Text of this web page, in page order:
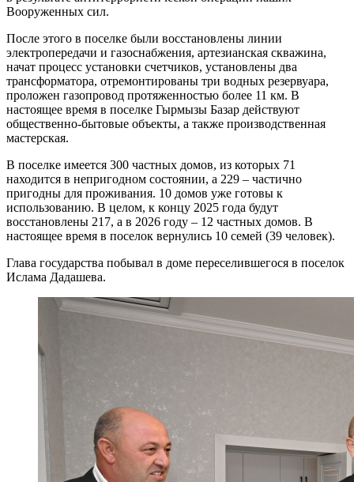
Вооруженных сил.
После этого в поселке были восстановлены линии
электропередачи и газоснабжения, артезианская скважина,
начат процесс установки счетчиков, установлены два
трансформатора, отремонтированы три водных резервуара,
проложен газопровод протяженностью более 11 км. В
настоящее время в поселке Гырмызы Базар действуют
общественно-бытовые объекты, а также производственная
мастерская.
В поселке имеется 300 частных домов, из которых 71
находится в непригодном состоянии, а 229 – частично
пригодны для проживания. 10 домов уже готовы к
использованию. В целом, к концу 2025 года будут
восстановлены 217, а в 2026 году – 12 частных домов. В
настоящее время в поселок вернулись 10 семей (39 человек).
Глава государства побывал в доме переселившегося в поселок
Ислама Дадашева.